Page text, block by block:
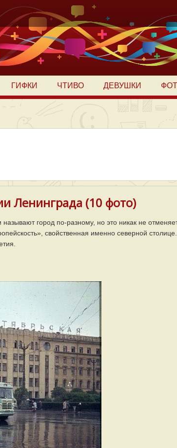
ГИФКИ ЧТИВО ДЕВУШКИ
Ленинграда (10 фото)
город по-разному, но это никак не
свойственная именно северной столице.